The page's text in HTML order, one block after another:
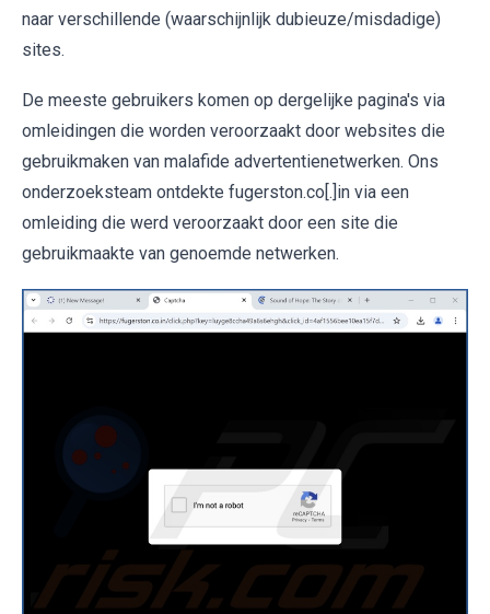
naar verschillende (waarschijnlijk dubieuze/misdadige)
sites.
De meeste gebruikers komen op dergelijke pagina's via
omleidingen die worden veroorzaakt door websites die
gebruikmaken van malafide advertentienetwerken. Ons
onderzoeksteam ontdekte fugerston.co[.]in via een
omleiding die werd veroorzaakt door een site die
gebruikmaakte van genoemde netwerken.